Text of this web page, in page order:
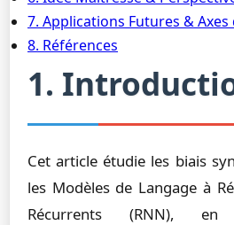
7. Applications Futures & Axes
8. Références
1.
Cet article étudie les biais
les Modèles de Langage à
Récurrents (RNN),